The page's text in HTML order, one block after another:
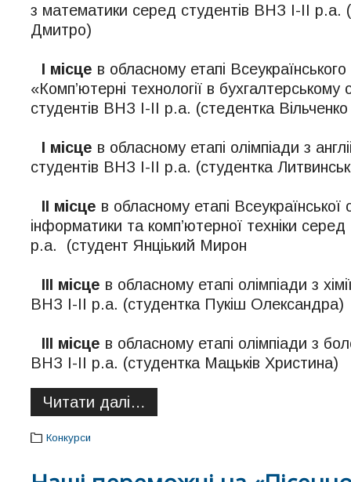
з математики серед студентів ВНЗ І-ІІ р.а.
Дмитро)
І місце в обласному етапі Всеукраїнського
«Комп’ютерні технології в бухгалтерському
студентів ВНЗ І-ІІ р.а. (стедентка
І місце в обласному етапі олімпіади з
студентів ВНЗ І-ІІ р.а. (студентка
ІІ місце в обласному етапі Всеукраїнської
інформатики та комп’ютерної техніки серед
р.а. (студент Янціький Мирон
ІІІ місце в обласному етапі олімпіади з
ВНЗ І-ІІ р.а. (студентка Пукіш Олександра)
ІІІ місце в обласному етапі олімпіади з
ВНЗ І-ІІ р.а. (студентка Мацьків Христина)
Читати далі…
Конкурси